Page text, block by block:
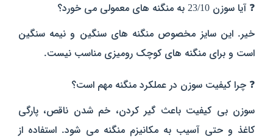
❓ آیا سوزن 23/10 به منگنه‌ های معمولی می‌ خورد؟
خیر. این سایز مخصوص منگنه‌ های سنگین و نیمه‌ سنگین
است و برای منگنه‌ های کوچک رومیزی مناسب نیست.
❓ چرا کیفیت سوزن در عملکرد منگنه مهم است؟
سوزن بی‌ کیفیت باعث گیر کردن، خم شدن ناقص، پارگی
کاغذ و حتی آسیب به مکانیزم منگنه می‌ شود. استفاده از